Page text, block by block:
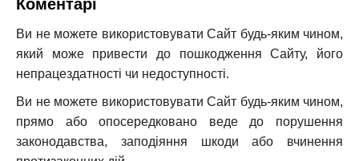
Коментарі
Ви не можете використовувати Сайт будь-яким чином,
який може привести до пошкодження Сайту, його
непрацездатності чи недоступності.
Ви не можете використовувати Сайт будь-яким чином,
прямо або опосередковано веде до порушення
законодавства, заподіяння шкоди або вчинення